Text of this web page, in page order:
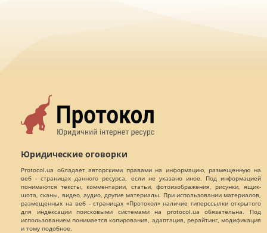
Юридические оговорки
Protocol.ua обладает авторскими правами на информацию, размещенную на
веб - страницах данного ресурса, если не указано иное. Под информацией
понимаются тексты, комментарии, статьи, фотоизображения, рисунки, ящик-
шота, сканы, видео, аудио, другие материалы. При использовании материалов,
размещенных на веб - страницах «Протокол» наличие гиперссылки открытого
для индексации поисковыми системами на protocol.ua обязательна. Под
использованием понимается копирования, адаптация, рерайтинг, модификация
и тому подобное.